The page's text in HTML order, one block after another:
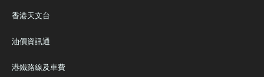
香港天文台
油價資訊通
港鐵路線及車費